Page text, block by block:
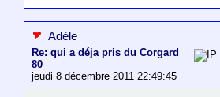
Adèle
Re: qui a déja pris du Corgard
80
jeudi 8 décembre 2011 22:49:45